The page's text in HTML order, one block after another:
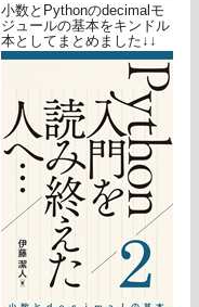
小数とPythonのdecimalモ
ジュールの基本をキンドル
本としてまとめました↓↓